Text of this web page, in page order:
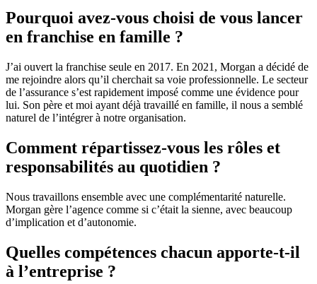
Pourquoi avez-vous choisi de vous lancer
en franchise en famille ?
J’ai ouvert la franchise seule en 2017. En 2021, Morgan a décidé de
me rejoindre alors qu’il cherchait sa voie professionnelle. Le secteur
de l’assurance s’est rapidement imposé comme une évidence pour
lui. Son père et moi ayant déjà travaillé en famille, il nous a semblé
naturel de l’intégrer à notre organisation.
Comment répartissez-vous les rôles et
responsabilités au quotidien ?
Nous travaillons ensemble avec une complémentarité naturelle.
Morgan gère l’agence comme si c’était la sienne, avec beaucoup
d’implication et d’autonomie.
Quelles compétences chacun apporte-t-il
à l’entreprise ?